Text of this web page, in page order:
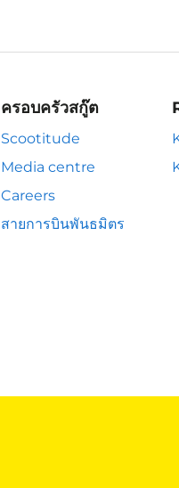
ครอบครัวสกู๊ต
Scootitude
Media centre
Careers
สายการบินพันธมิตร